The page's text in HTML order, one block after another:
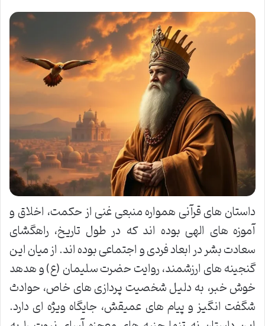
داستان های قرآنی همواره منبعی غنی از حکمت، اخلاق و
آموزه های الهی بوده اند که در طول تاریخ، راهگشای
سعادت بشر در ابعاد فردی و اجتماعی بوده اند. از میان این
گنجینه های ارزشمند، روایت حضرت سلیمان (ع) و هدهد
خوش خبر، به دلیل شخصیت پردازی های خاص، حوادث
شگفت انگیز و پیام های عمیقش، جایگاه ویژه ای دارد.